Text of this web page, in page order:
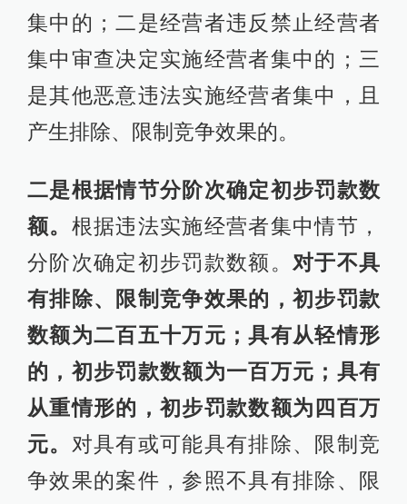
集中的；二是经营者违反禁止经营者
集中审查决定实施经营者集中的；三
是其他恶意违法实施经营者集中，且
产生排除、限制竞争效果的。
二是根据情节分阶次确定初步罚款数
额。 根据违法实施经营者集中情节，
分阶次确定初步罚款数额。对于不具
有排除、限制竞争效果的，初步罚款
数额为二百五十万元；具有从轻情形
的，初步罚款数额为一百万元；具有
从重情形的，初步罚款数额为四百万
元。 对具有或可能具有排除、限制竞
争效果的案件，参照不具有排除、限